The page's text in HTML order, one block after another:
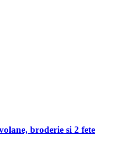
broderie si 2 fete